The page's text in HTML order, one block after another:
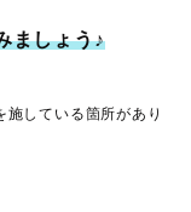
ましょう♪
施している箇所があり